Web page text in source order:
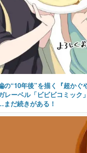
の“10年後”を描く『超か
レーベル「ビビビコミック
だ続きがある！